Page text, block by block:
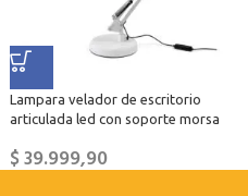
Lampara velador de escritorio
articulada led con soporte morsa
$39.999,90